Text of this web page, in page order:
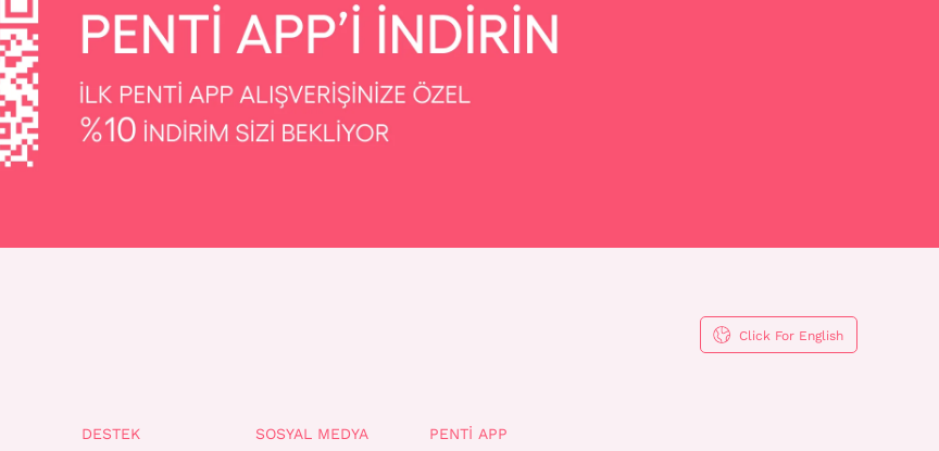
Click For English
DESTEK SOSYAL MEDYA PENTI APP